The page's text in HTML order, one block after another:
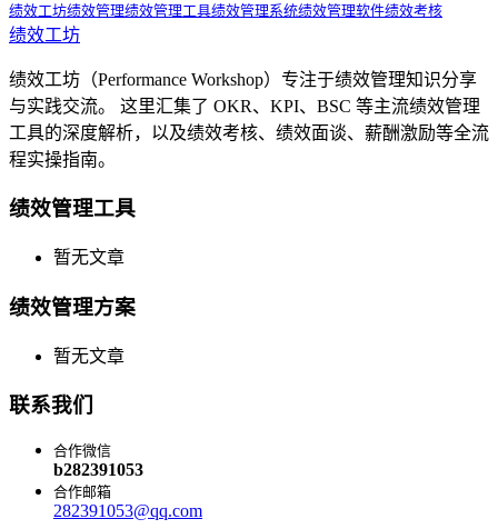
绩效工坊绩效管理绩效管理工具绩效管理系统绩效管理软件绩效考核
绩效工坊
绩效工坊（Performance Workshop）专注于绩效管理知识分享
与实践交流。 这里汇集了 OKR、KPI、BSC 等主流绩效管理
工具的深度解析，以及绩效考核、绩效面谈、薪酬激励等全流
程实操指南。
绩效管理工具
暂无文章
绩效管理方案
暂无文章
联系我们
合作微信
b282391053
合作邮箱
282391053@qq.com